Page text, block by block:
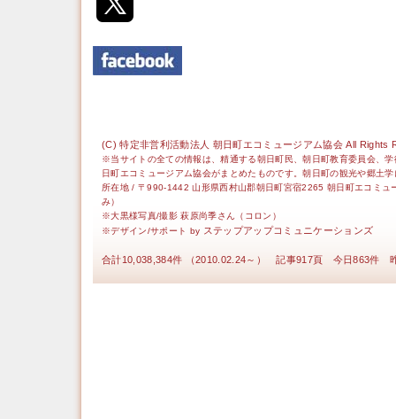
(C) 特定非営利活動法人 朝日町エコミュージアム協会 All Rights
※当サイトの全ての情報は、精通する朝日町民、朝日町教育委員会、
日町エコミュージアム協会がまとめたものです。朝日町の観光や郷土
所在地 / 〒990-1442 山形県西村山郡朝日町宮宿2265 朝日町エコミ
み）
※大黒様写真/撮影 萩原尚季さん（コロン）
※デザイン/サポート by ステップアップコミュニケーションズ
合計10,038,384件 （2010.02.24～） 記事917頁 今日863件